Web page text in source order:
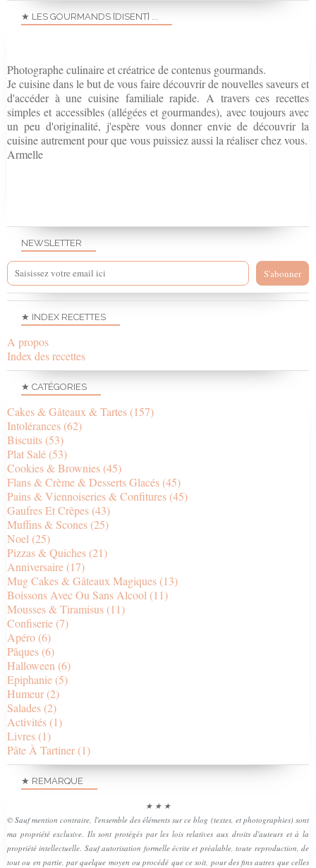
NEWSLETTER
★ INDEX RECETTES
A propos
Index des recettes
★ CATÉGORIES
Cakes & Gâteaux & Tartes (157)
Intolérances (62)
Biscuits (53)
Plat Salé (53)
Cookies & Brownies (45)
Flans & Crème & Desserts Glacés (45)
Pains & Viennoiseries & Confitures (45)
Gaufres Et Crêpes (43)
Muffins & Scones (25)
Noel (25)
Pizzas & Quiches (21)
Anniversaire (17)
Mug Cakes & Gâteaux Magiques (13)
Boissons Avec Ou Sans Alcool (11)
Mousses & Tiramisus (11)
Confiserie (7)
Apéro (6)
Pâques (6)
Halloween (6)
Epiphanie (5)
Humeur (2)
Salades (2)
Activités (1)
Livres (1)
Pâte À Tartiner (1)
★ LES GOURMANDS {DISENT} ...
Photographe culinaire et créatrice de contenus gourmands.
Je cuisine dans le but de vous faire découvrir de nouvelles saveurs et
d'accéder à une cuisine familiale rapide. A travers ces recettes
simples et accessibles (allégées et gourmandes), avec toujours avec
un peu d'originalité, j'espère vous donner envie de découvrir la
cuisine autrement pour que vous puissiez aussi la réaliser chez vous.
Armelle
★ REMARQUE
★ ★ ★
© Sauf mention contraire, l'ensemble des éléments sur ce blog (textes, et photographies) sont
ma propriété exclusive. Ils sont protégés par les lois relatives aux droits d'auteurs et à la
propriété intellectuelle. Sauf autorisation formelle écrite et préalable, toute reproduction, de
tout ou en partie, par quelque moyen ou procédé que ce soit, pour des fins autres que celles